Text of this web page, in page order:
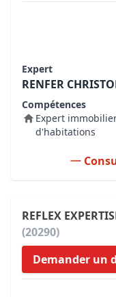
Expert
RENFER
Compétences
Expert
d'habitations
REFLEX
(20290)
Demander un